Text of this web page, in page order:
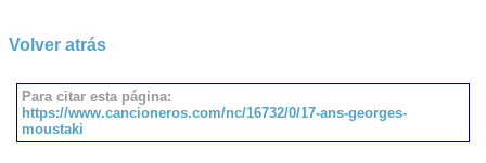
Volver atrás
Para citar esta página:
https://www.cancioneros.com/nc/16732/0/17-ans-georges-
moustaki